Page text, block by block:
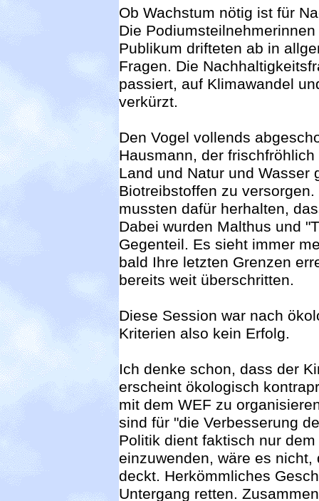
Ob Wachstum nötig ist für
Die
Publikum drifteten ab in
Fragen. Die
passiert, auf Klimawandel
verkürzt.
Den Vogel vollends
Hausmann, der
Land und Natur und Wasser
Biotreibstoffen zu
mussten dafür herhalten,
Dabei wurden Malthus und
Gegenteil. Es sieht immer
bald Ihre letzten Grenzen
bereits weit überschritten.
Diese Session war nach
Kriterien also kein Erfolg.
Ich denke schon, dass der
erscheint ökologisch
mit dem WEF zu
sind für "die Verbesserung
Politik dient faktisch nur
einzuwenden, wäre es
deckt. Herkömmliches
Untergang retten.